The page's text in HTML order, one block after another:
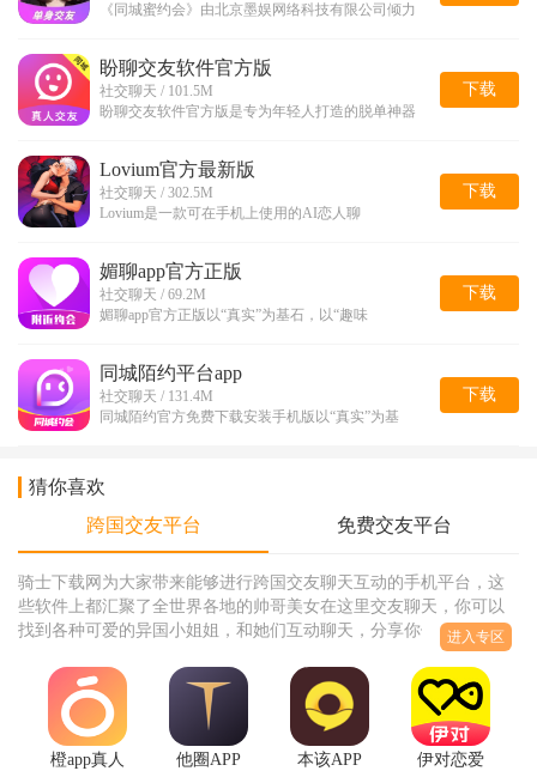
《同城蜜约会》由北京墨娱网络科技有限公司倾力
盼聊交友软件官方版
社交聊天 / 101.5M
盼聊交友软件官方版是专为年轻人打造的脱单神器
下载
Lovium官方最新版
社交聊天 / 302.5M
Lovium是一款可在手机上使用的AI恋人聊
下载
媚聊app官方正版
社交聊天 / 69.2M
媚聊app官方正版以“真实”为基石，以“趣味
下载
​同城陌约平台app
社交聊天 / 131.4M
同城陌约官方免费下载安装手机版以“真实”为基
下载
猜你喜欢
跨国交友平台
免费交友平台
骑士下载网为大家带来能够进行跨国交友聊天互动的手机平台，这
些软件上都汇聚了全世界各地的帅哥美女在这里交友聊天，你可以
找到各种可爱的异国小姐姐，和她们互动聊天，分享你们不一样的
生活，了解异国的生活的有什么不同，软件都是免费使用的，没有
任何的限制，大家可以放心的下载使用，并且这里还自带翻译，真
是非常的棒，有需要的话就来试试吧。
进入专区
橙app真人
他圈APP
本该APP
伊对恋爱